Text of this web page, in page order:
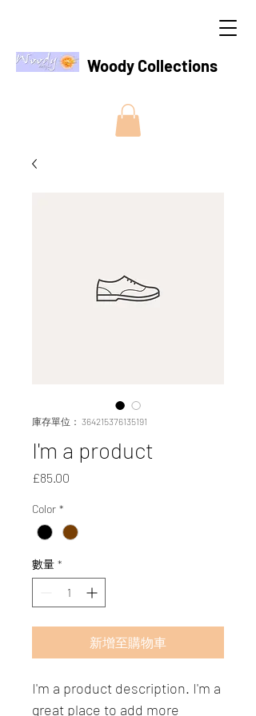
Woody Collections
庫存單位： 364215376135191
I'm a product
£85.00
Color *
數量 *
新增至購物車
I'm a product description. I'm a
great place to add more